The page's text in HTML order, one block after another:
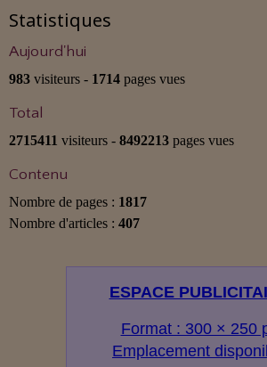
Statistiques
Aujourd'hui
983 visiteurs - 1714 pages vues
Total
2715411 visiteurs - 8492213 pages vues
Contenu
Nombre de pages : 1817
Nombre d'articles : 407
ESPACE
Format : 300 × 250
Emplacement